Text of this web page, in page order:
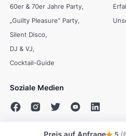
Preis auf Anfrage 5
60er & 70er Jahre Party
„Guilty Pleasure“ Party
Silent Disco
DJ & VJ
Cocktail-Guide
Soziale Medien